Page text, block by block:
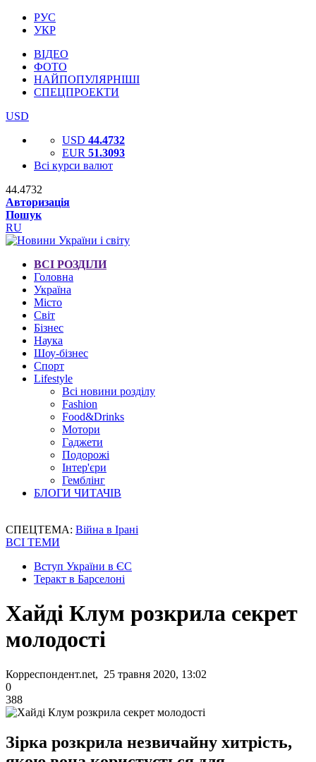
РУС
УКР
ВІДЕО
ФОТО
НАЙПОПУЛЯРНІШІ
СПЕЦПРОЕКТИ
USD
USD 44.4732
EUR 51.3093
Всі курси валют
44.4732
Авторизація
Пошук
RU
ВСІ РОЗДІЛИ
Головна
Україна
Місто
Світ
Бізнес
Наука
Шоу-бізнес
Спорт
Lifestyle
Всі новини розділу
Fashion
Food&Drinks
Мотори
Гаджети
Подорожі
Інтер'єри
Гемблінг
БЛОГИ ЧИТАЧІВ
СПЕЦТЕМА: Війна в Ірані
ВСІ ТЕМИ
Вступ України в ЄС
Теракт в Барселоні
Хайді Клум розкрила секрет
молодості
Корреспондент.net, 25 травня 2020, 13:02
0
388
Зірка розкрила незвичайну хитрість,